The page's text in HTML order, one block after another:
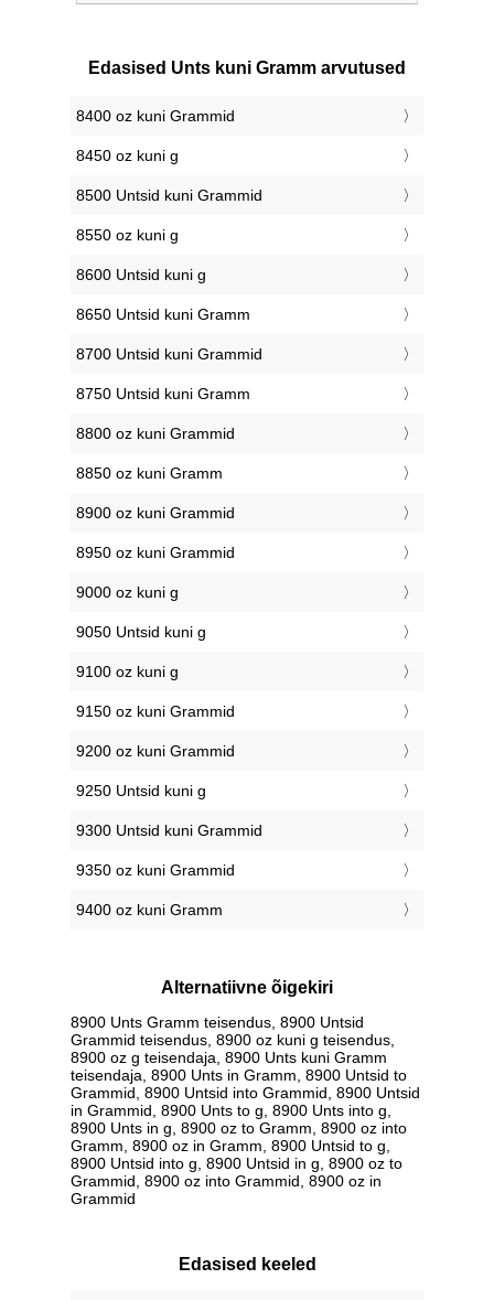
Edasised Unts kuni Gramm arvutused
8400 oz kuni Grammid
8450 oz kuni g
8500 Untsid kuni Grammid
8550 oz kuni g
8600 Untsid kuni g
8650 Untsid kuni Gramm
8700 Untsid kuni Grammid
8750 Untsid kuni Gramm
8800 oz kuni Grammid
8850 oz kuni Gramm
8900 oz kuni Grammid
8950 oz kuni Grammid
9000 oz kuni g
9050 Untsid kuni g
9100 oz kuni g
9150 oz kuni Grammid
9200 oz kuni Grammid
9250 Untsid kuni g
9300 Untsid kuni Grammid
9350 oz kuni Grammid
9400 oz kuni Gramm
Alternatiivne õigekiri
8900 Unts Gramm teisendus, 8900 Untsid
Grammid teisendus, 8900 oz kuni g teisendus,
8900 oz g teisendaja, 8900 Unts kuni Gramm
teisendaja, 8900 Unts in Gramm, 8900 Untsid to
Grammid, 8900 Untsid into Grammid, 8900 Untsid
in Grammid, 8900 Unts to g, 8900 Unts into g,
8900 Unts in g, 8900 oz to Gramm, 8900 oz into
Gramm, 8900 oz in Gramm, 8900 Untsid to g,
8900 Untsid into g, 8900 Untsid in g, 8900 oz to
Grammid, 8900 oz into Grammid, 8900 oz in
Grammid
Edasised keeled